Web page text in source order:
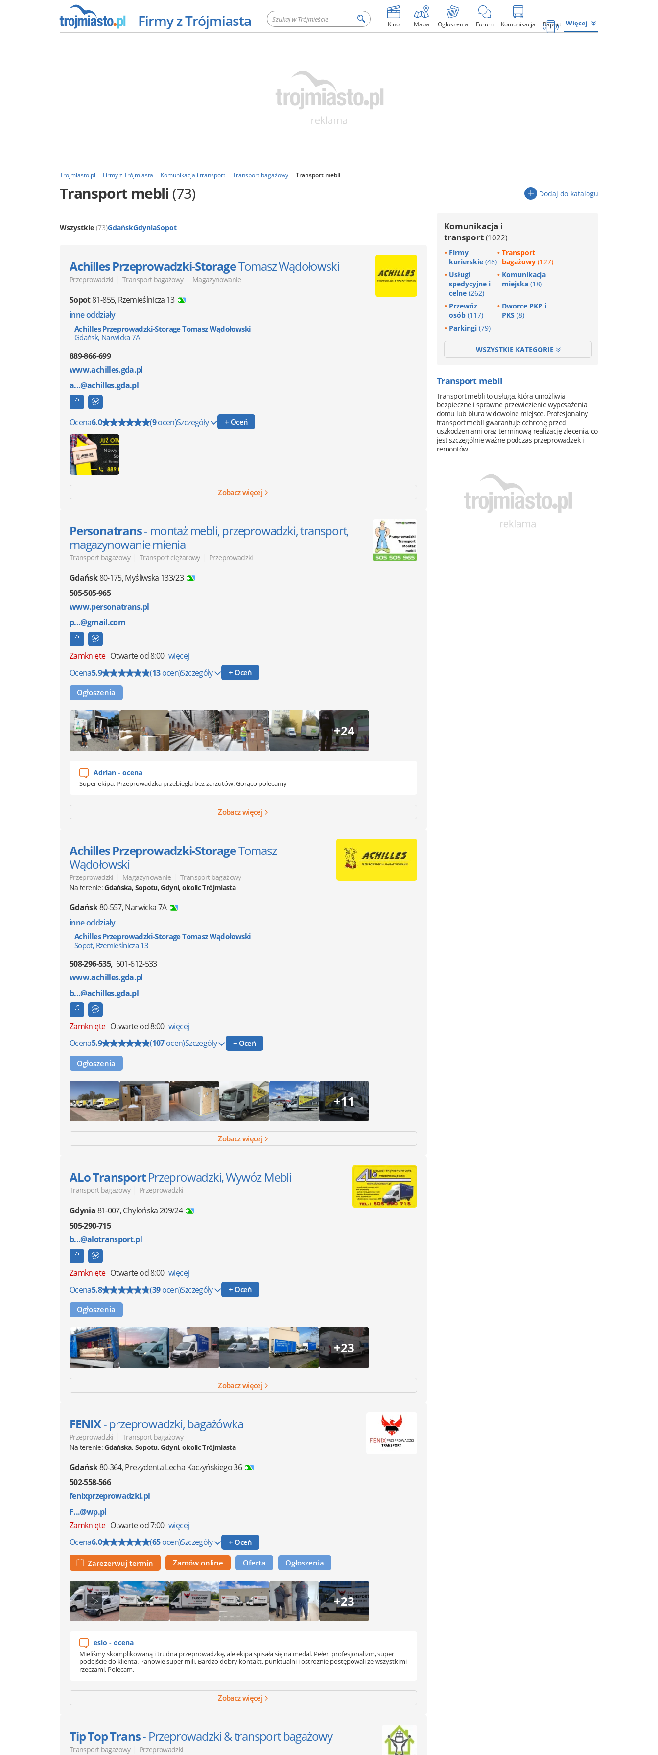
Firmy z Trójmiasta Kino Mapa Ogłoszenia Forum Komunikacja Raport Więcej
Trojmiasto.pl Firmy z Trójmiasta Komunikacja i transport Transport bagażowy Transport mebli
Transport mebli (73) Dodaj do katalogu
Wszystkie (73)GdańskGdyniaSopot
Achilles Przeprowadzki-StorageTomasz Wądołowski
Przeprowadzki | Transport bagażowy | Magazynowanie
Sopot81-855, Rzemieślnicza 13
inne oddziały
Achilles Przeprowadzki-Storage Tomasz Wądołowski
Gdańsk, Narwicka 7A
889-866-699
www.achilles.gda.pl
a...@achilles.gda.pl
Ocena6.0 (9ocen)Szczegóły + Oceń
Zobacz więcej
Personatrans- montaż mebli, przeprowadzki, transport,
magazynowanie mienia
Transport bagażowy | Transport ciężarowy | Przeprowadzki
Gdańsk80-175,Myśliwska 133/23
505-505-965
www.personatrans.pl
p...@gmail.com
Zamknięte Otwarte od 8:00 więcej
Ocena5.9 (13ocen)Szczegóły + Oceń
Ogłoszenia
+24
Adrian - ocena
Super ekipa. Przeprowadzka przebiegła bez zarzutów. Gorąco polecamy
Zobacz więcej
Achilles Przeprowadzki-StorageTomasz
Wądołowski
Przeprowadzki | Magazynowanie | Transport bagażowy
Na terenie:Gdańska, Sopotu, Gdyni, okolic Trójmiasta
Gdańsk80-557,Narwicka 7A
inne oddziały
Achilles Przeprowadzki-Storage Tomasz Wądołowski
Sopot, Rzemieślnicza 13
508-296-535 601-612-533
www.achilles.gda.pl
b...@achilles.gda.pl
Zamknięte Otwarte od 8:00 więcej
Ocena5.9 (107ocen)Szczegóły + Oceń
Ogłoszenia
+11
Zobacz więcej
ALo TransportPrzeprowadzki, Wywóz Mebli
Transport bagażowy | Przeprowadzki
Gdynia81-007,Chylońska 209/24
505-290-715
b...@alotransport.pl
Zamknięte Otwarte od 8:00 więcej
Ocena5.8 (39ocen)Szczegóły + Oceń
Ogłoszenia
+23
Zobacz więcej
FENIX- przeprowadzki, bagażówka
Przeprowadzki | Transport bagażowy
Na terenie:Gdańska, Sopotu, Gdyni, okolic Trójmiasta
Gdańsk80-364,Prezydenta Lecha Kaczyńskiego 36
502-558-566
fenixprzeprowadzki.pl
F...@wp.pl
Zamknięte Otwarte od 7:00 więcej
Ocena6.0 (65ocen)Szczegóły + Oceń
Zarezerwuj termin Zamów online Oferta Ogłoszenia
+23
esio - ocena
Mieliśmy skomplikowaną i trudna przeprowadzkę, ale ekipa spisała się na medal. Pełen profesjonalizm, super
podejście do klienta. Panowie super mili. Bardzo dobry kontakt, punktualni i ostrożnie postępowali ze wszystkimi
rzeczami. Polecam.
Zobacz więcej
Tip Top Trans- Przeprowadzki & transport bagażowy
Transport bagażowy | Przeprowadzki
Komunikacja i
transport (1022)
Firmy
kurierskie (48)
Transport
bagażowy (127)
Usługi
spedycyjne i
celne (262)
Komunikacja
miejska (18)
Przewóz
osób (117)
Dworce PKP i
PKS (8)
Parkingi (79)
WSZYSTKIE KATEGORIE
Transport mebli
Transport mebli to usługa, która umożliwia
bezpieczne i sprawne przewiezienie wyposażenia
domu lub biura w dowolne miejsce. Profesjonalny
transport mebli gwarantuje ochronę przed
uszkodzeniami oraz terminową realizację zlecenia, co
jest szczególnie ważne podczas przeprowadzek i
remontów